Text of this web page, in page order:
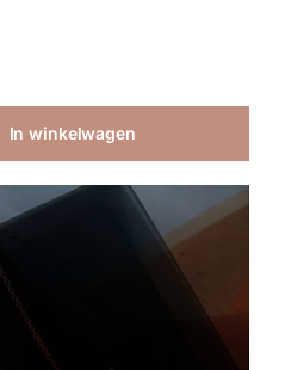
In winkelwagen